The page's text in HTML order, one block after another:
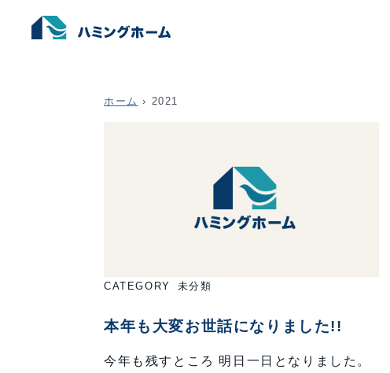
ホーム › 2021
CATEGORY 未分類
本年も大変お世話になりました!!
今年も残すところ 明日一日となりました。